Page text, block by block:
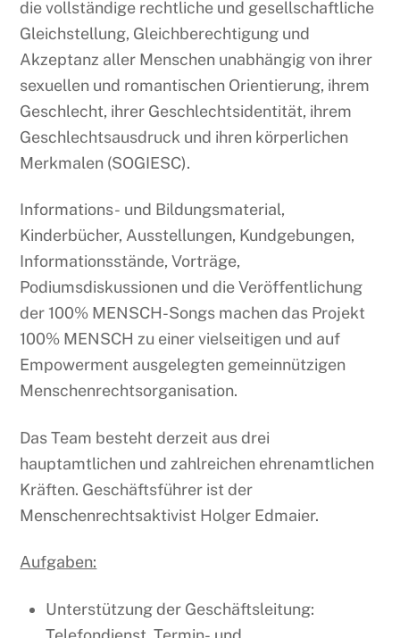
die vollständige rechtliche und gesellschaftliche
Gleichstellung, Gleichberechtigung und
Akzeptanz aller Menschen unabhängig von ihrer
sexuellen und romantischen Orientierung, ihrem
Geschlecht, ihrer Geschlechtsidentität, ihrem
Geschlechtsausdruck und ihren körperlichen
Merkmalen (SOGIESC).
Informations- und Bildungsmaterial,
Kinderbücher, Ausstellungen, Kundgebungen,
Informationsstände, Vorträge,
Podiumsdiskussionen und die Veröffentlichung
der 100% MENSCH-Songs machen das Projekt
100% MENSCH zu einer vielseitigen und auf
Empowerment ausgelegten gemeinnützigen
Menschenrechtsorganisation.
Das Team besteht derzeit aus drei
hauptamtlichen und zahlreichen ehrenamtlichen
Kräften. Geschäftsführer ist der
Menschenrechtsaktivist Holger Edmaier.
Aufgaben:
Unterstützung der Geschäftsleitung: